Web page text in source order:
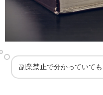
副業禁止で分かっていて